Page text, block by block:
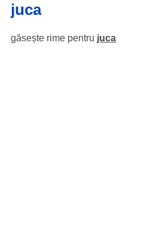
juca
găsește rime pentru juca